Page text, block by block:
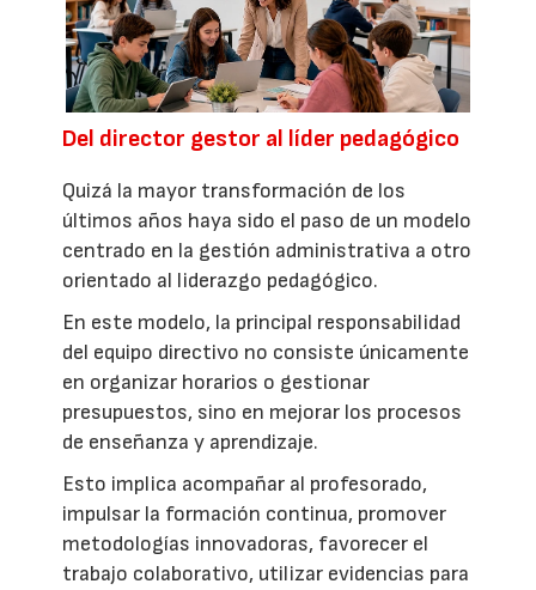
Del director gestor al líder pedagógico
Quizá la mayor transformación de los
últimos años haya sido el paso de un modelo
centrado en la gestión administrativa a otro
orientado al liderazgo pedagógico.
En este modelo, la principal responsabilidad
del equipo directivo no consiste únicamente
en organizar horarios o gestionar
presupuestos, sino en mejorar los procesos
de enseñanza y aprendizaje.
Esto implica acompañar al profesorado,
impulsar la formación continua, promover
metodologías innovadoras, favorecer el
trabajo colaborativo, utilizar evidencias para